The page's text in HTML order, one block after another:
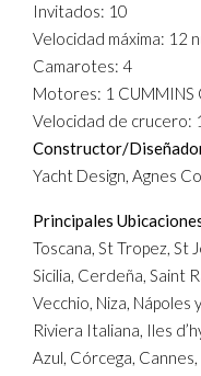
Invitados: 10
Velocidad máxima: 12
Camarotes: 4
Motores: 1 CUMMINS
Velocidad de crucero:
Constructor/
Yacht Design, Agnes
Principales
Toscana, St Tropez, St
Sicilia, Cerdeña, Saint
Vecchio, Niza, Nápoles
Riviera Italiana, Iles
Azul, Córcega,